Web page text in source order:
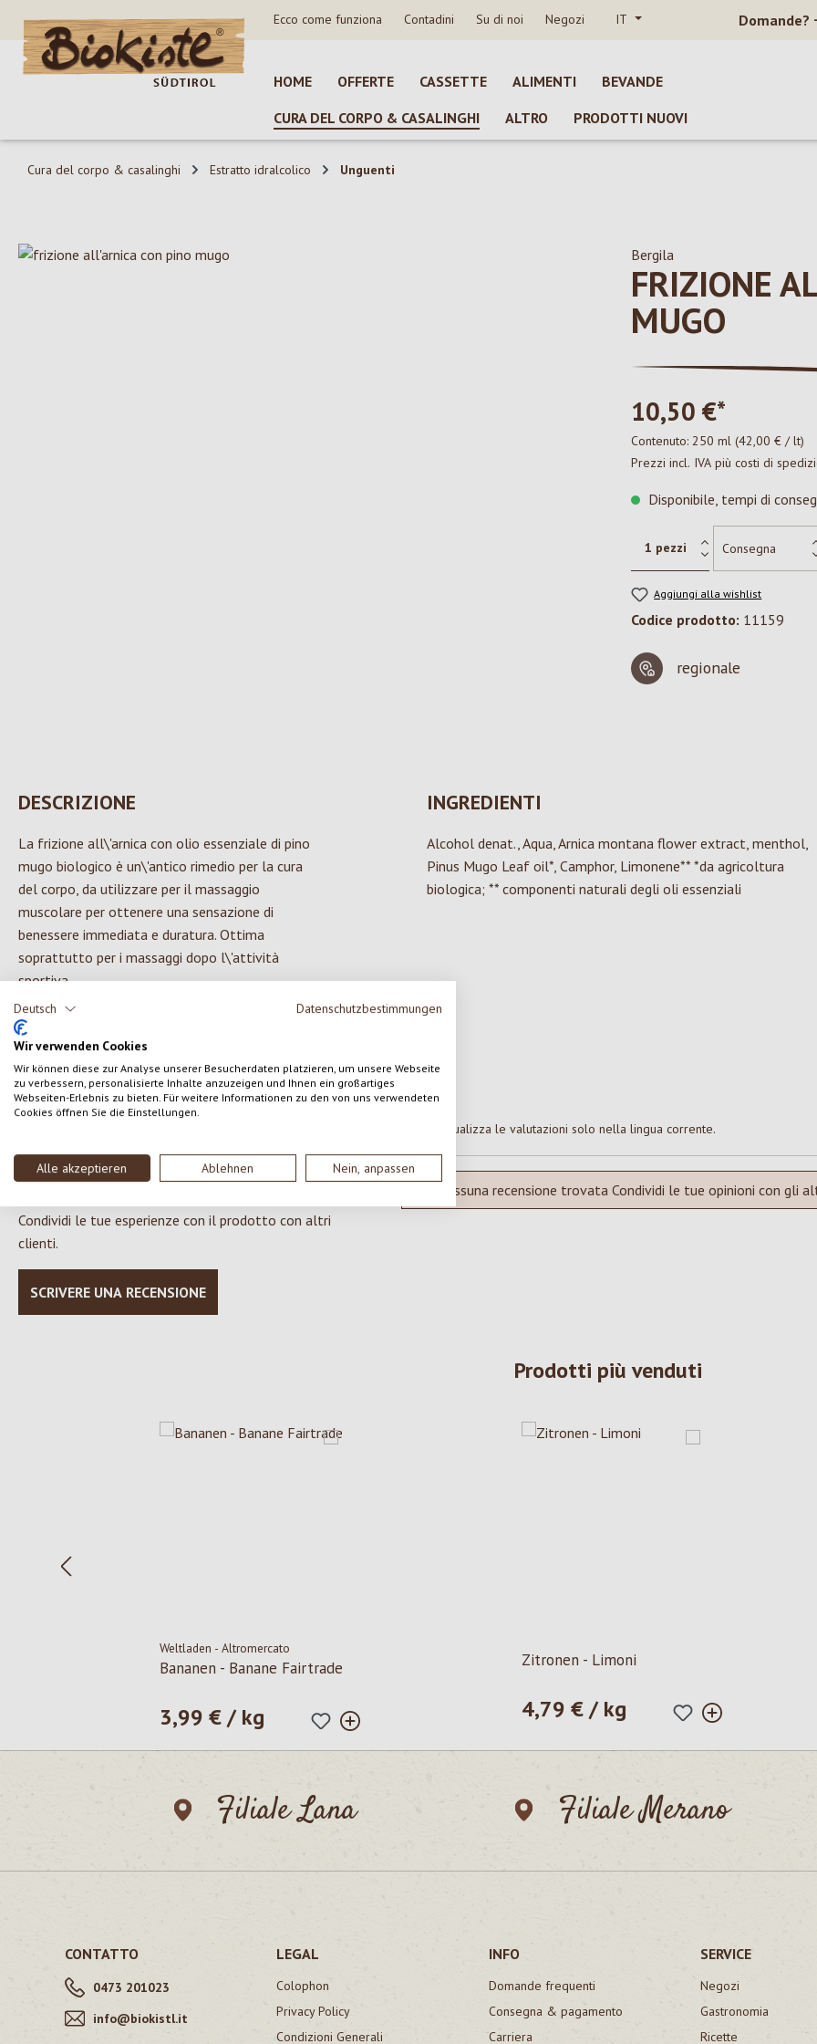
Deutsch Datenschutzbestimmungen
Wir verwenden Cookies
Wir können diese zur Analyse unserer Besucherdaten platzieren, um unsere Webseite
zu verbessern, personalisierte Inhalte anzuzeigen und Ihnen ein großartiges
Webseiten-Erlebnis zu bieten. Für weitere Informationen zu den von uns verwendeten
Cookies öffnen Sie die Einstellungen.
Alle akzeptieren Ablehnen Nein, anpassen
al contenuto principale
Salta alla ricerca
Passa alla navigazione principale Ecco come funziona Contadini Su di noi Negozi IT Domande?
HOME OFFERTE CASSETTE ALIMENTI
BEVANDE
CURA DEL CORPO & CASALINGHI
ALTRO PRODOTTI NUOVI
Cura del corpo & casalinghi Estratto idralcolico Unguenti
Salta la galleria di immagini Bergila
FRIZIONE
MUGO
10,50 €*
Contenuto: 250 ml (42,00 € / lt)
Prezzi incl. IVA più costi di
Disponibile, tempi di
Aggiungi alla wishlist
Codice prodotto: 11159
regionale
DESCRIZIONE
La frizione all\'arnica con olio essenziale di pino
mugo biologico è un\'antico rimedio per la cura
del corpo, da utilizzare per il massaggio
muscolare per ottenere una sensazione di
benessere immediata e duratura. Ottima
soprattutto per i massaggi dopo l\'attività
sportiva.
INGREDIENTI
Alcohol denat., Aqua, Arnica montana flower extract, menthol,
Pinus Mugo Leaf oil*, Camphor, Limonene** *da agricoltura
biologica; ** componenti naturali degli oli essenziali
Valutazione media di 0 su 5 stelle
Formula una valutazione!
Condividi le tue esperienze con il prodotto con altri
clienti.
SCRIVERE UNA RECENSIONE
Visualizza le valutazioni solo nella lingua corrente.
Nessuna recensione trovata Condividi le tue opinioni con gli
Prodotti più venduti
Weltladen - Altromercato
Bananen - Banane Fairtrade
Prezzo normale:
3,99 € / kg
Zitronen - Limoni
Prezzo normale:
4,79 € / kg
Filiale Lana Filiale Merano
CONTATTO
0473 201023
info@biokistl.it
LEGAL
Colophon
Privacy Policy
Condizioni Generali
INFO
Domande frequenti
Consegna & pagamento
Carriera
SERVICE
Negozi
Gastronomia
Ricette